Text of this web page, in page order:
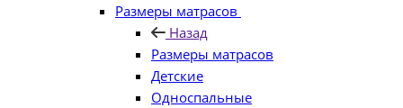
Размеры матрасов
Назад
Размеры матрасов
Детские
Односпальные